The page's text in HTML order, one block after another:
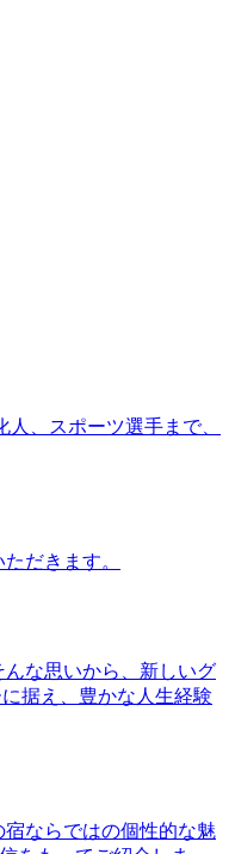
、スポーツ選手まで、
だきます。
な思いから、新しいグ
据え、豊かな人生経験
ならではの個性的な魅